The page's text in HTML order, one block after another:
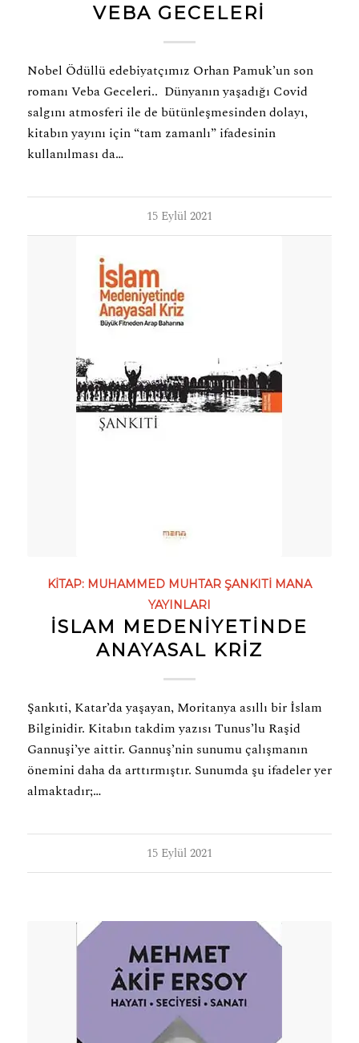
VEBA GECELERİ
Nobel Ödüllü edebiyatçımız Orhan Pamuk’un son
romanı Veba Geceleri.. Dünyanın yaşadığı Covid
salgını atmosferi ile de bütünleşmesinden dolayı,
kitabın yayını için “tam zamanlı” ifadesinin
kullanılması da…
15 Eylül 2021
KITAP: MUHAMMED MUHTAR ŞANKITI MANA
YAYINLARI
İSLAM MEDENIYETINDE
ANAYASAL KRIZ
Şankıti, Katar’da yaşayan, Moritanya asıllı bir İslam
Bilginidir. Kitabın takdim yazısı Tunus’lu Raşid
Gannuşi’ye aittir. Gannuş’nin sunumu çalışmanın
önemini daha da arttırmıştır. Sunumda şu ifadeler yer
almaktadır;…
15 Eylül 2021